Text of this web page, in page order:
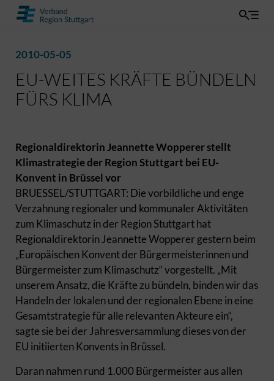
2010-05-05
EU-WEITES KRÄFTE BÜNDELN
FÜRS KLIMA
Regionaldirektorin Jeannette Wopperer stellt
Klimastrategie der Region Stuttgart bei EU-
Konvent in Brüssel vor
BRUESSEL/STUTTGART: Die vorbildliche und enge
Verzahnung regionaler und kommunaler Aktivitäten
zum Klimaschutz in der Region Stuttgart hat
Regionaldirektorin Jeannette Wopperer gestern beim
„Europäischen Konvent der Bürgermeisterinnen und
Bürgermeister zum Klimaschutz“ vorgestellt. „Mit
unserem Ansatz, die Kräfte zu bündeln, binden wir das
Handeln der lokalen und der regionalen Ebene in eine
Gesamtstrategie für alle relevanten Akteure ein“,
sagte sie bei der Jahresversammlung dieses von der
EU initiierten Konvents in Brüssel.
Daran nahmen rund 1.000 Bürgermeister aus allen